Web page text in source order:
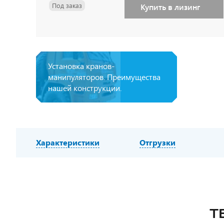
Под заказ Купить в лизинг
Установка кранов-
манипуляторов. Преимущества
нашей конструкции.
Характеристики Отгрузки